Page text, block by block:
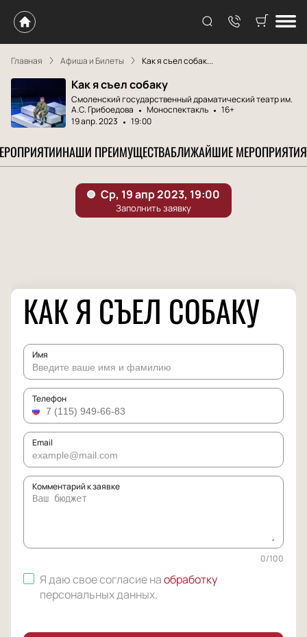
Главная Афиша и Билеты Как я съел собак...
Как я съел собаку
Смоленский государственный драматический театр им.
А.С. Грибоедова
Моноспектакль
16+
19 апр. 2023
19:00
НАШИ ПРЕИМУЩЕСТВАБЛИЖАЙШИЕ МЕРОПРИЯТИЯ
КАК Я СЪЕЛ СОБАКУ
Имя
Телефон
Email
Комментарий к заявке
0/100
Я даю свое согласие наобработку
персональных данных.